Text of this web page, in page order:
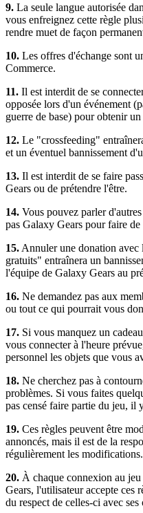
9. La seule langue autorisée
vous enfreignez cette règle
rendre muet de façon
10. Les offres d'échange sont
Commerce.
11. Il est interdit de se
opposée lors d'un événement
guerre de base) pour obtenir
12. Le "crossfeeding"
et un éventuel bannissement
13. Il est interdit de se faire
Gears ou de prétendre l'être.
14. Vous pouvez parler
pas Galaxy Gears pour faire
15. Annuler une donation
gratuits" entraînera un
l'équipe de Galaxy Gears au
16. Ne demandez pas aux
ou tout ce qui pourrait vous
17. Si vous manquez un
vous connecter à l'heure
personnel les objets que vous
18. Ne cherchez pas à
problèmes. Si vous faites
pas censé faire partie du jeu, il
19. Ces règles peuvent être
annoncés, mais il est de la
régulièrement les modifications.
20. À chaque connexion au
Gears, l'utilisateur accepte ces
du respect de celles-ci avec ses